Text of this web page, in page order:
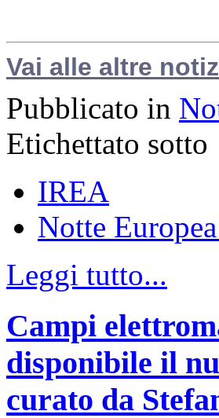
Vai alle altre
Pubblicato in
Etichettato sotto
IREA
Notte
Leggi tutto...
Campi
disponibile il
curato da